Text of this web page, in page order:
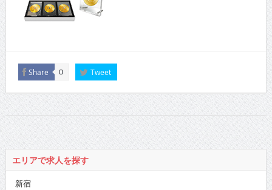
Share 0 Tweet
エリアで求人を探す
新宿